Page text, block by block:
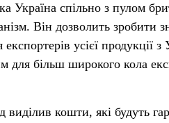
Україна спільно з пулом
Він дозволить зробити
усієї продукції
для більш широкого кола
кошти, які будуть